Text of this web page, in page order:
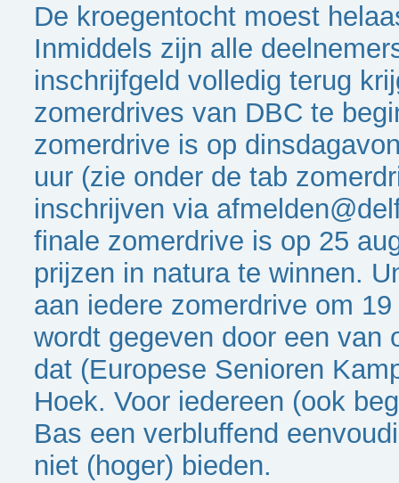
De kroegentocht moest
Inmiddels zijn alle
inschrijfgeld volledig terug
zomerdrives van DBC te
zomerdrive is op
uur (zie onder de tab
inschrijven via
finale zomerdrive is op 25
prijzen in natura te winnen.
aan iedere zomerdrive om
wordt gegeven door een van
dat (Europese Senioren
Hoek. Voor iedereen (ook
Bas een verbluffend
niet (hoger) bieden.